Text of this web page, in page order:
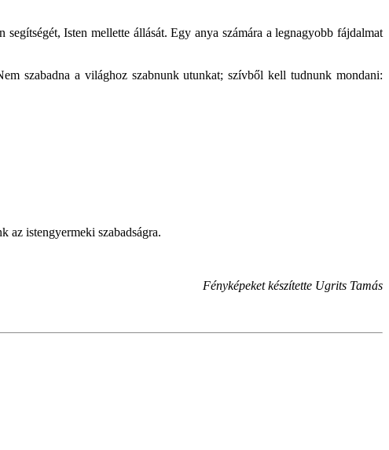
Isten mellette állását. Egy anya számára a legnagyobb fájdalmat
szabadna a világhoz szabnunk utunkat; szívből kell tudnunk mondani:
az istengyermeki szabadságra.
Fényképeket készítette Ugrits Tamás